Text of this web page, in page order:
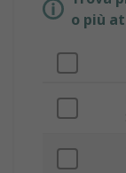
o più